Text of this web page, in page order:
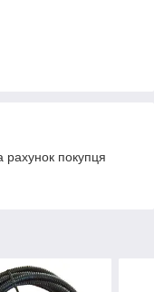
рахунок покупця